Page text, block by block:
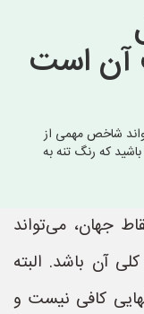
آن است
شاخص مهمی از
که رنگ تنه به
جهان، می‌تواند
آن باشد. البته
کافی نیست و